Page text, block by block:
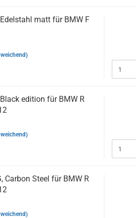
matt für BMW F
edition für BMW R
Carbon Steel für BMW R